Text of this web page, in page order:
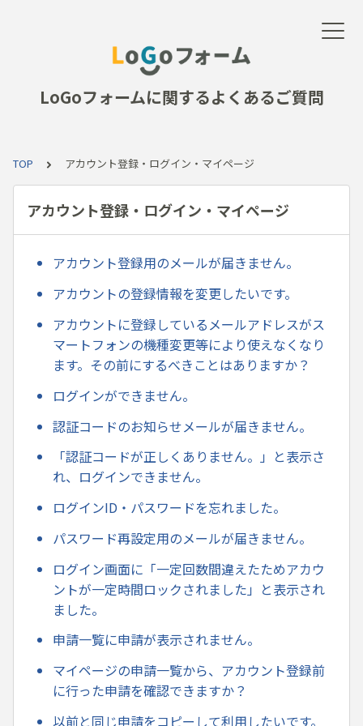
LoGoフォームに関するよくあるご質問
TOP アカウント登録・ログイン・マイページ
アカウント登録・ログイン・マイページ
アカウント登録用のメールが届きません。
アカウントの登録情報を変更したいです。
アカウントに登録しているメールアドレスがス
マートフォンの機種変更等により使えなくなり
ます。その前にするべきことはありますか？
ログインができません。
認証コードのお知らせメールが届きません。
「認証コードが正しくありません。」と表示さ
れ、ログインできません。
ログインID・パスワードを忘れました。
パスワード再設定用のメールが届きません。
ログイン画面に「一定回数間違えたためアカウ
ントが一定時間ロックされました」と表示され
ました。
申請一覧に申請が表示されません。
マイページの申請一覧から、アカウント登録前
に行った申請を確認できますか？
以前と同じ申請をコピーして利用したいです。